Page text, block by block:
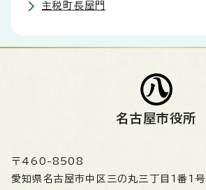
主税町長屋門
名古屋市役所
〒460-8508
愛知県名古屋市中区三の丸三丁目1番1号